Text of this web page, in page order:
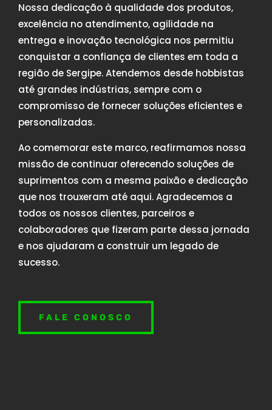
Nossa dedicação à qualidade dos produtos,
excelência no atendimento, agilidade na
entrega e inovação tecnológica nos permitiu
conquistar a confiança de clientes em toda a
região de Sergipe. Atendemos desde hobbistas
até grandes indústrias, sempre com o
compromisso de fornecer soluções eficientes e
personalizadas.
Ao comemorar este marco, reafirmamos nossa
missão de continuar oferecendo soluções de
suprimentos com a mesma paixão e dedicação
que nos trouxeram até aqui. Agradecemos a
todos os nossos clientes, parceiros e
colaboradores que fizeram parte dessa jornada
e nos ajudaram a construir um legado de
sucesso.
FALE CONOSCO